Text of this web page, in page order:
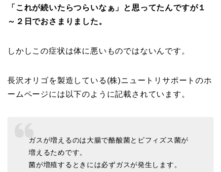
「これが続いたらつらいなぁ」と思ってたんですが１
～２日でおさまりました。
しかしこの症状は体に悪いものではないんです。
長沢オリゴを製造している(株)ニュートリサポートのホ
ームページには以下のように記載されています。
ガスが増えるのは大腸で酪酸菌とビフィズス菌が
増えるためです。
菌が増殖するときには必ずガスが発生します。